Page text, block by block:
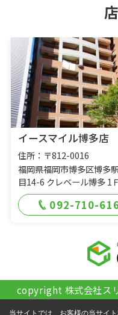
イースマイル博多店
住所：〒812-0016
福岡県福岡市博多区博多
目14-6 クレベール博多 1Ｆ
092-710-
copyright 株式会社ス
当サイトでは、お客様の当サイ